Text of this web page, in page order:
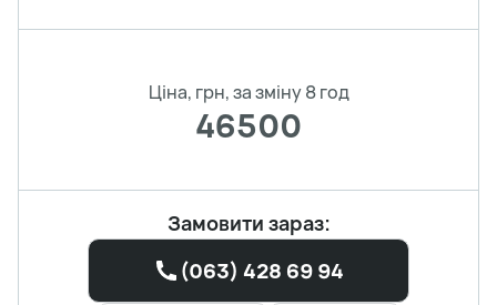
Ціна, грн, за зміну 8 год
46500
Замовити зараз:
(063) 428 69 94